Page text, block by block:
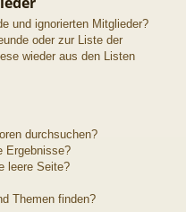
und ignorierten Mitglieder?
oder zur Liste der
wieder aus den Listen
durchsuchen?
Ergebnisse?
leere Seite?
Themen finden?